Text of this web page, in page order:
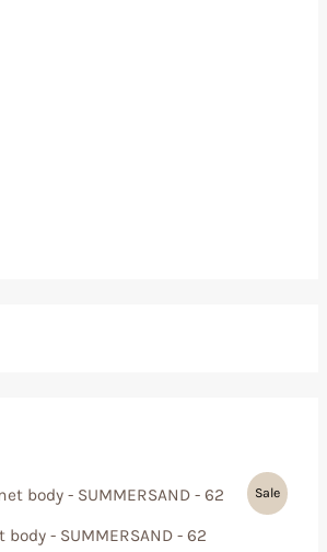
- SUMMERSAND - 62
Sale